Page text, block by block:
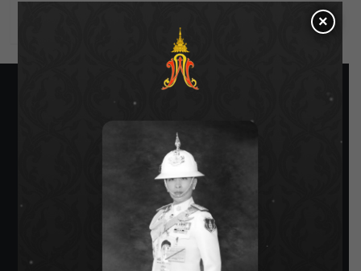
SIAMRATH VARIETY
×